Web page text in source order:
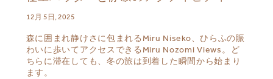
12月 5日, 2025
森に囲まれ静けさに包まれるMiru Niseko、ひらふの賑
わいに歩いてアクセスできるMiru Nozomi Views。ど
ちらに滞在しても、冬の旅は到着した瞬間から始まり
ます。